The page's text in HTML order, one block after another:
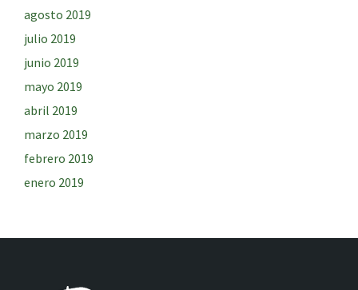
agosto 2019
julio 2019
junio 2019
mayo 2019
abril 2019
marzo 2019
febrero 2019
enero 2019